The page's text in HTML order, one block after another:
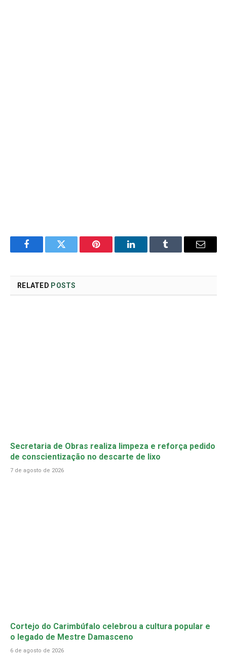
FacebookTwitter Pinterest LinkedInTumblr Email
RELATED POSTS
Secretaria de Obras realiza limpeza e reforça pedido
de conscientização no descarte de lixo
7 de agosto de 2026
Cortejo do Carimbúfalo celebrou a cultura popular e
o legado de Mestre Damasceno
6 de agosto de 2026